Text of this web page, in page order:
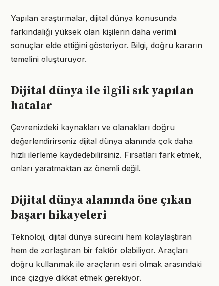
Yapılan araştırmalar, dijital dünya konusunda
farkındalığı yüksek olan kişilerin daha verimli
sonuçlar elde ettiğini gösteriyor. Bilgi, doğru kararın
temelini oluşturuyor.
Dijital dünya ile ilgili sık yapılan
hatalar
Çevrenizdeki kaynakları ve olanakları doğru
değerlendirirseniz dijital dünya alanında çok daha
hızlı ilerleme kaydedebilirsiniz. Fırsatları fark etmek,
onları yaratmaktan az önemli değil.
Dijital dünya alanında öne çıkan
başarı hikayeleri
Teknoloji, dijital dünya sürecini hem kolaylaştıran
hem de zorlaştıran bir faktör olabiliyor. Araçları
doğru kullanmak ile araçların esiri olmak arasındaki
ince çizgiye dikkat etmek gerekiyor.